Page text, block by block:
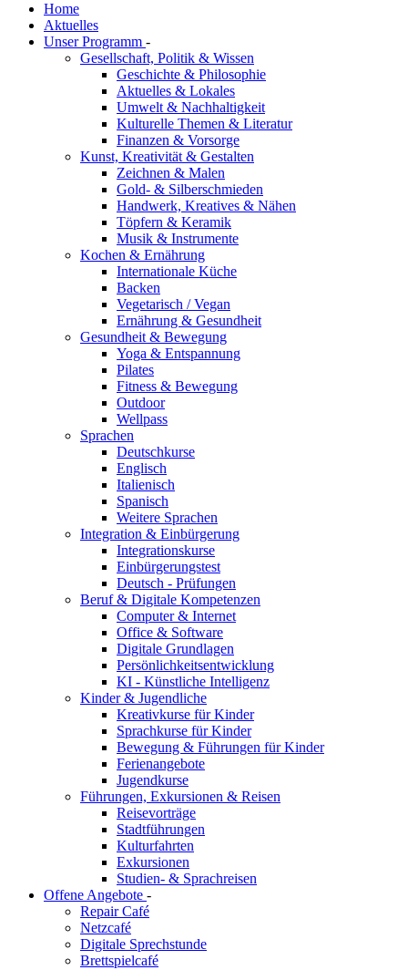
Home
Aktuelles
Unser Programm -
Gesellschaft, Politik & Wissen
Geschichte & Philosophie
Aktuelles & Lokales
Umwelt & Nachhaltigkeit
Kulturelle Themen & Literatur
Finanzen & Vorsorge
Kunst, Kreativität & Gestalten
Zeichnen & Malen
Gold- & Silberschmieden
Handwerk, Kreatives & Nähen
Töpfern & Keramik
Musik & Instrumente
Kochen & Ernährung
Internationale Küche
Backen
Vegetarisch / Vegan
Ernährung & Gesundheit
Gesundheit & Bewegung
Yoga & Entspannung
Pilates
Fitness & Bewegung
Outdoor
Wellpass
Sprachen
Deutschkurse
Englisch
Italienisch
Spanisch
Weitere Sprachen
Integration & Einbürgerung
Integrationskurse
Einbürgerungstest
Deutsch - Prüfungen
Beruf & Digitale Kompetenzen
Computer & Internet
Office & Software
Digitale Grundlagen
Persönlichkeitsentwicklung
KI - Künstliche Intelligenz
Kinder & Jugendliche
Kreativkurse für Kinder
Sprachkurse für Kinder
Bewegung & Führungen für Kinder
Ferienangebote
Jugendkurse
Führungen, Exkursionen & Reisen
Reisevorträge
Stadtführungen
Kulturfahrten
Exkursionen
Studien- & Sprachreisen
Offene Angebote -
Repair Café
Netzcafé
Digitale Sprechstunde
Brettspielcafé